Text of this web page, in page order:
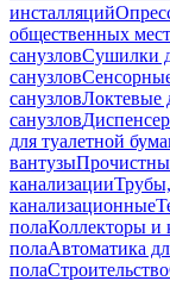
инсталляций
общественных мест
санузловСушилки
санузлов
санузловЛоктевые
санузлов
для туалетной
вантузы
канализации
канализационные
полаКоллекторы и
полаАвтоматика
полаСтроительство